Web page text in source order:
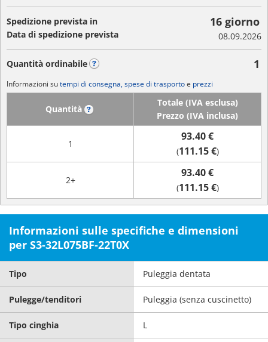
Spedizione prevista in
Data di spedizione prevista
16 giorno
08.09.2026
Quantità ordinabile 1
Informazioni sutempi di consegna, spese di trasportoe prezzi
Quantità
Totale (IVA esclusa)
Prezzo (IVA inclusa)
1
93.40 €
(111.15 €)
2+
93.40 €
(111.15 €)
Informazioni sulle specifiche e dimensioni
per S3-32L075BF-22T0X
Tipo Puleggia dentata
Pulegge/tenditori Puleggia (senza cuscinetto)
Tipo cinghia L